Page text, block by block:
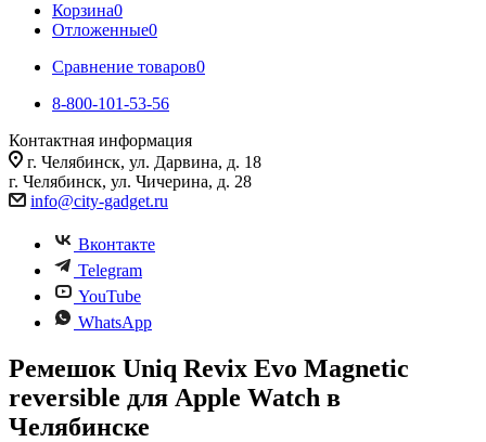
Корзина0
Отложенные0
Сравнение товаров0
8-800-101-53-56
Контактная информация
г. Челябинск, ул. Дарвина, д. 18
г. Челябинск, ул. Чичерина, д. 28
info@city-gadget.ru
Вконтакте
Telegram
YouTube
WhatsApp
Ремешок Uniq Revix Evo Magnetic
reversible для Apple Watch в
Челябинске